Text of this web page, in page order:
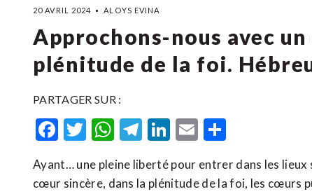
20 AVRIL 2024 ALOYS EVINA
Approchons-nous avec
plénitude de la foi.
PARTAGER SUR :
Facebook
Twitter
WhatsApp
Telegram
LinkedIn
Email
Ayant… une pleine liberté pour entrer dans les lieux
cœur sincère, dans la plénitude de la foi, les cœurs